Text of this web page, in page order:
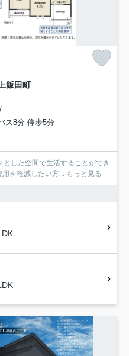
飯田町
ス8分 停歩5分
した空間で生活することができ
を軽減したい方... もっと見る